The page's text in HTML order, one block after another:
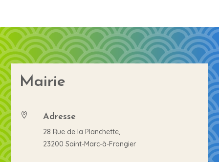
Mairie
 Adresse
28 Rue de la Planchette,
23200 Saint-Marc-à-Frongier